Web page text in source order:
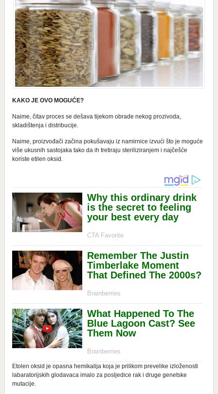
KAKO JE OVO MOGUĆE?
Naime, čitav proces se dešava tijekom obrade nekog prozivoda,
skladištenja i distribucije.
Naime, proizvođači začina pokušavaju iz namirnice izvući što je moguće
više ukusnih sastojaka tako da ih tretiraju steriliziranjem i najčešće
koriste etilen oksid.
Etolen oksid je opasna hemikalija koja je prilikom prevelike izloženosti
labaratorijskih glodavaca imalo za posljedice rak i druge genetske
mutacije.